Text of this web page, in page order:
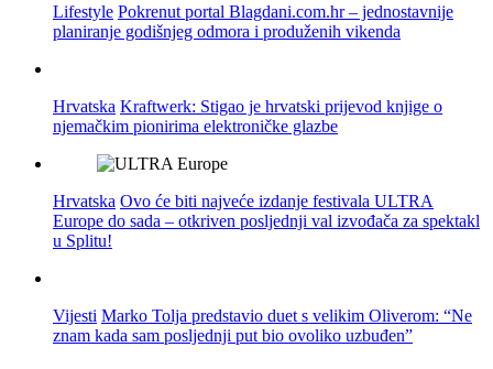
Lifestyle Pokrenut portal Blagdani.com.hr – jednostavnije
planiranje godišnjeg odmora i produženih vikenda
Hrvatska Kraftwerk: Stigao je hrvatski prijevod knjige o
njemačkim pionirima elektroničke glazbe
Hrvatska Ovo će biti najveće izdanje festivala ULTRA
Europe do sada – otkriven posljednji val izvođača za spektakl
u Splitu!
Vijesti Marko Tolja predstavio duet s velikim Oliverom: “Ne
znam kada sam posljednji put bio ovoliko uzbuđen”